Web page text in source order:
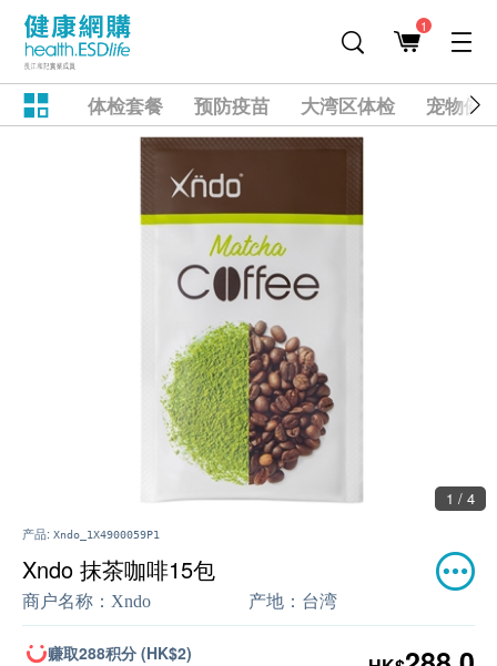
1
体检套餐 预防疫苗 大湾区体检 宠物健
1 / 4
产品: Xndo_1X4900059P1
Xndo 抹茶咖啡15包
商户名称： Xndo 产地： 台湾
赚取288积分 (HK$2)